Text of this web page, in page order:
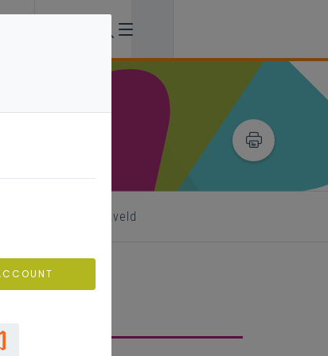
uit het werkveld